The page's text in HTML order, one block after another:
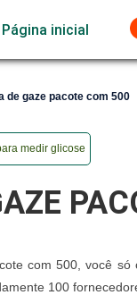
Página inicial
de gaze pacote com 500
medir glicose
com 500, você
100